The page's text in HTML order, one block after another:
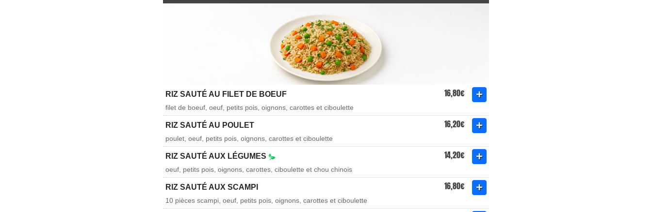
RIZ SAUTÉ AU FILET DE BOEUF 16,80€
filet de boeuf, oeuf, petits pois, oignons, carottes et ciboulette
RIZ SAUTÉ AU POULET 16,20€
poulet, oeuf, petits pois, oignons, carottes et ciboulette
RIZ SAUTÉ AUX LÉGUMES 14,20€
oeuf, petits pois, oignons, carottes, ciboulette et chou chinois
RIZ SAUTÉ AUX SCAMPI 16,80€
10 pièces scampi, oeuf, petits pois, oignons, carottes et ciboulette